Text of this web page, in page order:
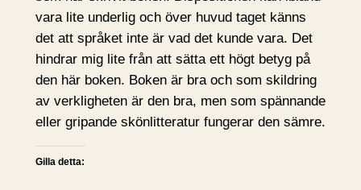
vara lite underlig och över huvud taget känns
det att språket inte är vad det kunde vara. Det
hindrar mig lite från att sätta ett högt betyg på
den här boken. Boken är bra och som skildring
av verkligheten är den bra, men som spännande
eller gripande skönlitteratur fungerar den sämre.
Gilla detta: